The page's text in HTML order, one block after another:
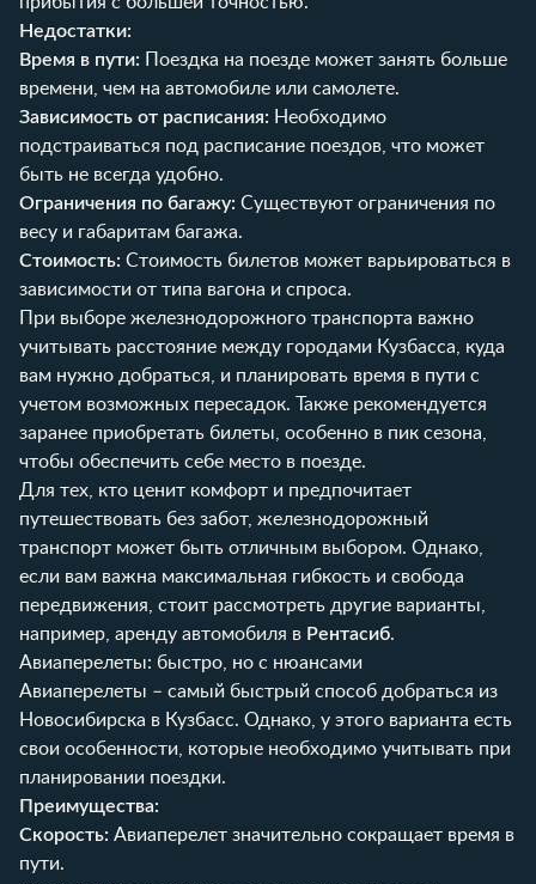
Недостатки:
Время в пути: Поездка на поезде может занять больше
времени, чем на автомобиле или самолете.
Зависимость от расписания: Необходимо
подстраиваться под расписание поездов, что может
быть не всегда удобно.
Ограничения по багажу: Существуют ограничения по
весу и габаритам багажа.
Стоимость: Стоимость билетов может варьироваться в
зависимости от типа вагона и спроса.
При выборе железнодорожного транспорта важно
учитывать расстояние между городами Кузбасса, куда
вам нужно добраться, и планировать время в пути с
учетом возможных пересадок. Также рекомендуется
заранее приобретать билеты, особенно в пик сезона,
чтобы обеспечить себе место в поезде.
Для тех, кто ценит комфорт и предпочитает
путешествовать без забот, железнодорожный
транспорт может быть отличным выбором. Однако,
если вам важна максимальная гибкость и свобода
передвижения, стоит рассмотреть другие варианты,
например, аренду автомобиля в Рентасиб.
Авиаперелеты: быстро, но с нюансами
Авиаперелеты – самый быстрый способ добраться из
Новосибирска в Кузбасс. Однако, у этого варианта есть
свои особенности, которые необходимо учитывать при
планировании поездки.
Преимущества:
Скорость: Авиаперелет значительно сокращает время в
пути.